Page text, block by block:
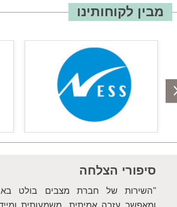
מבין לקוחותינו
סיפורי הצלחה
"השירות של חברת מצבים בולט
ומאפשר עזרה אמיתית, משמעותית